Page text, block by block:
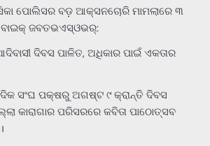
ପୋଲିସର ବଡ଼ ଆକ୍ସନଚୋରି ମାମଲାରେ ୩
ଜବତଭଏସ୍‌ଓଭର୍:
ଦିବସ ପାଳିତ, ଅଧିକାର ପାଇଁ ଏକତାର
ସଂଘ ପକ୍ଷରୁ ଅଗଷ୍ଟ ୯ କ୍ରାନ୍ତି ଦିବସ
କାରାଗାର ପରିସରରେ କବିତା ପାଠୋତ୍ସବ